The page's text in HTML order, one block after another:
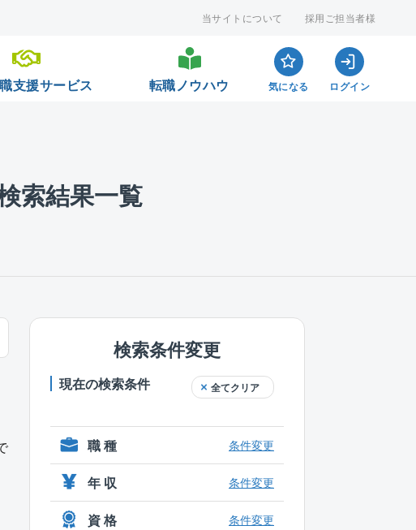
当サイトについて 採用ご担当者様
支援サービス 転職ノウハウ 気になる ログイン
索結果一覧
検索条件変更
現在の検索条件 全てクリア
職 種 条件変更
年 収 条件変更
資 格 条件変更